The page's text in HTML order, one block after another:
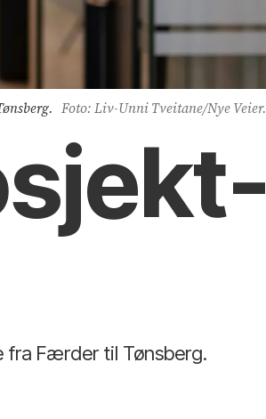
Foto: Liv-Unni Tveitane/Nye Veier.
fra Færder til Tønsberg.